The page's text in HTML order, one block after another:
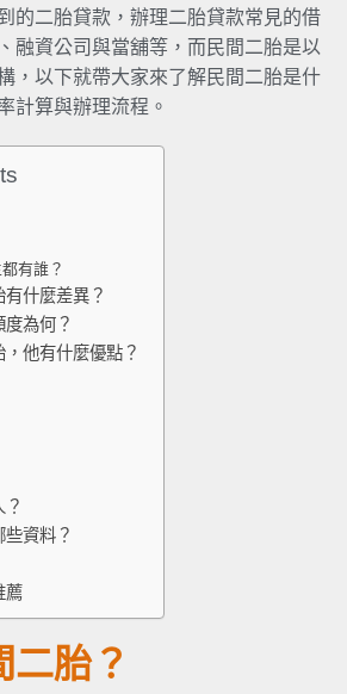
的二胎貸款，辦理二胎貸款常見的借
融資公司與當舖等，而民間二胎是以
，以下就帶大家來了解民間二胎是什
計算與辦理流程。
有誰？
什麼差異？
為何？
他有什麼優點？
資料？
薦
二胎？